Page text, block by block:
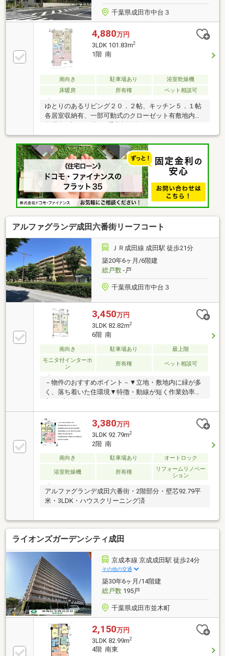
千葉県成田市中台３
4,880万円
3LDK 101.83m2
1階 南
南向き 駐車場あり
浴室乾燥機
床暖房
所有権 ペット相談可
ゆとりのあるリビング２０．２帖、キッチン５．１帖
各居室収納有、一部可動式のクローゼット有敷地内駐
アルファグランデ成田六番街リーフコート
ＪＲ成田線 成田駅 徒歩21分
築20年6ヶ月/6階建
総戸数-戸
千葉県成田市中台３
3,450万円
3LDK 82.82m2
6階 南
南向き 駐車場あり
最上階
モニタ付インターホ
ン
所有権 ペット相談可
－物件のおすすめポイント－▼立地・敷地内に緑が多
く、落ち着いた住環境▼特徴・動線が短く作業効率の
ースを確保・2室に面する南向きバルコニー・玄関が
すっきり片付くSIC有・浴室はゆとりある1618サイ
ズ・トランクルーム有・ペット飼育可能(細則有)▼設
備・オートロック・宅配ボックス・TVモニタ付インタ
ーホン▼周辺環境・赤坂公園 徒歩6分(約460m)・そよ
ら成田ニュータウン 徒歩6分(約480m)■ ご希望の住ま
い探しをお手伝いします ━━━━━・・・物件の詳
細・ご相談はお気軽にお問い合わせください。
3,380万円
3LDK 92.79m2
2階 南
南向き 駐車場あり オートロック
浴室乾燥機 所有権
リフォームリノベー
ション
アルファグランデ成田六番街・2階部分・壁芯92.79平
米・3LDK・ハウスクリーニング済
ライオンズガーデンシティ成田
京成本線 京成成田駅 徒歩24分
その他の交通
築30年6ヶ月/14階建
総戸数195戸
千葉県成田市並木町
2,150万円
3LDK 82.99m2
4階 南東